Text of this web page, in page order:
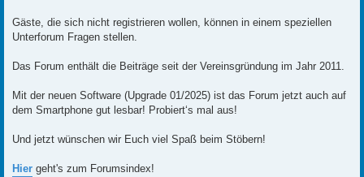
Gäste, die sich nicht registrieren wollen, können in einem speziellen
Unterforum Fragen stellen.
Das Forum enthält die Beiträge seit der Vereinsgründung im Jahr 2011.
Mit der neuen Software (Upgrade 01/2025) ist das Forum jetzt auch auf
dem Smartphone gut lesbar! Probiert‘s mal aus!
Und jetzt wünschen wir Euch viel Spaß beim Stöbern!
Hier geht's zum Forumsindex!